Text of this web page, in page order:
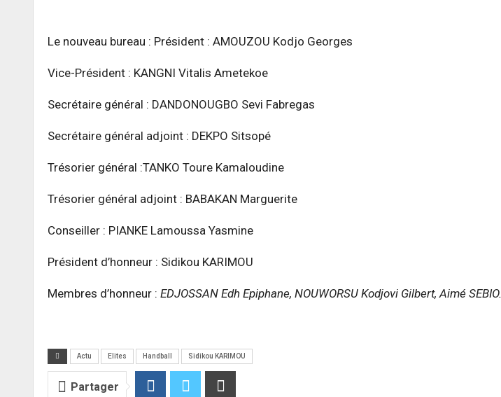
Le nouveau bureau : Président : AMOUZOU Kodjo Georges
Vice-Président : KANGNI Vitalis Ametekoe
Secrétaire général : DANDONOUGBO Sevi Fabregas
Secrétaire général adjoint : DEKPO Sitsopé
Trésorier général :TANKO Toure Kamaloudine
Trésorier général adjoint : BABAKAN Marguerite
Conseiller : PIANKE Lamoussa Yasmine
Président d’honneur : Sidikou KARIMOU
Membres d’honneur : EDJOSSAN Edh Epiphane, NOUWORSU Kodjovi Gilbert, Aimé SEBIO.
Actu Elites Handball Sidikou KARIMOU
Partager